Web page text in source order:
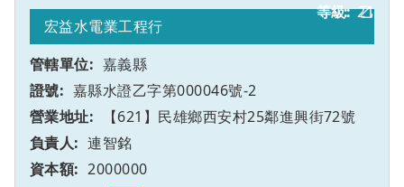
21
宏益水電業工程行
嘉義縣
嘉縣水證乙字第000046號-2
【621】民雄鄉西安村25鄰進興街72號
乙
連智銘
2000000